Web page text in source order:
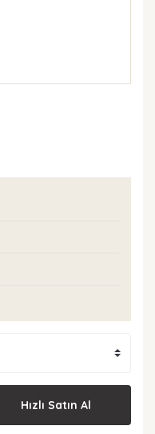
Hızlı Satın Al